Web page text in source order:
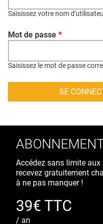
CONTACT
CRÉDITS
Saisissez votre nom
Mot de passe *
Saisissez le mot de passe
Accédez sans limite
recevez gratuitement
à ne pas manquer !
39€ TTC
/ an